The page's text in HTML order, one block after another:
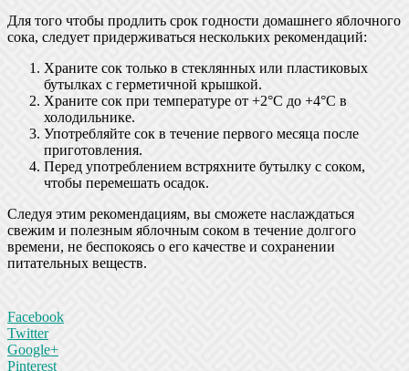
Для того чтобы продлить срок годности домашнего яблочного
сока, следует придерживаться нескольких рекомендаций:
Храните сок только в стеклянных или пластиковых
бутылках с герметичной крышкой.
Храните сок при температуре от +2°C до +4°C в
холодильнике.
Употребляйте сок в течение первого месяца после
приготовления.
Перед употреблением встряхните бутылку с соком,
чтобы перемешать осадок.
Следуя этим рекомендациям, вы сможете наслаждаться
свежим и полезным яблочным соком в течение долгого
времени, не беспокоясь о его качестве и сохранении
питательных веществ.
Facebook
Twitter
Google+
Pinterest